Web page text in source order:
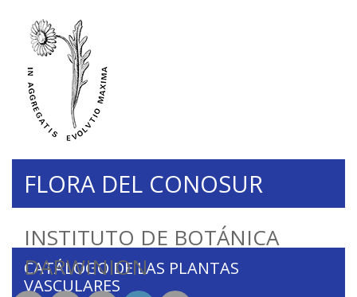
INSTITUTO DE BOTÁNICA
DARWINION
FLORA DEL CONOSUR
CATÁLOGO DE LAS PLANTAS
VASCULARES